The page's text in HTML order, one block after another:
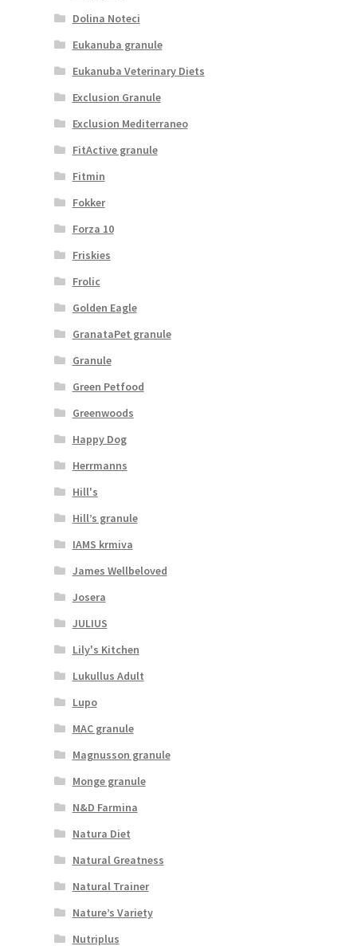
Dolina Noteci
Eukanuba granule
Eukanuba Veterinary Diets
Exclusion Granule
Exclusion Mediterraneo
FitActive granule
Fitmin
Fokker
Forza 10
Friskies
Frolic
Golden Eagle
GranataPet granule
Granule
Green Petfood
Greenwoods
Happy Dog
Herrmanns
Hill's
Hill’s granule
IAMS krmiva
James Wellbeloved
Josera
JULIUS
Lily's Kitchen
Lukullus Adult
Lupo
MAC granule
Magnusson granule
Monge granule
N&D Farmina
Natura Diet
Natural Greatness
Natural Trainer
Nature’s Variety
Nutriplus